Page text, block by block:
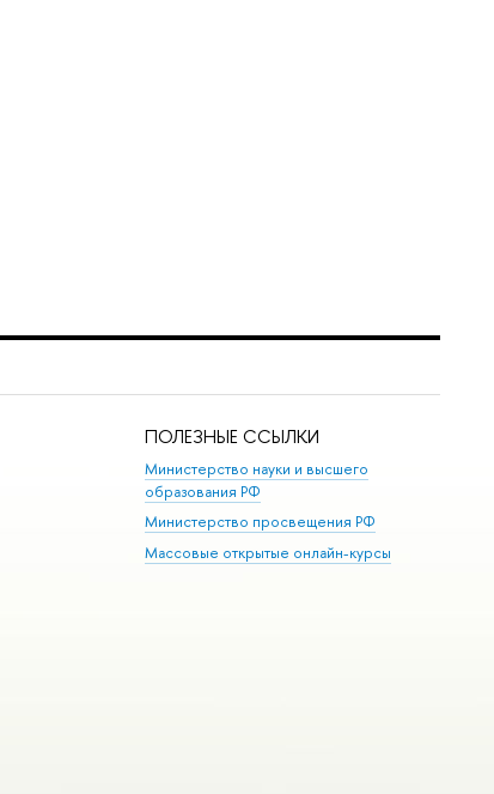
ПОЛЕЗНЫЕ ССЫЛКИ
Министерство науки и высшего
образования РФ
Министерство просвещения РФ
Массовые открытые онлайн-курсы